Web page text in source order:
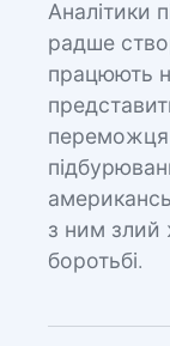
Аналітики
радше
працюють
з ним злий
боротьбі.